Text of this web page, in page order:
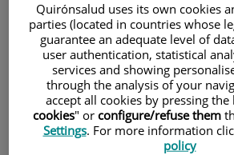
26 de julio de 2022 CENTRO MÉDICO
Quirónsalud uses its own cookies
parties (located in countries whose
guarantee an adequate level of
user authentication, statistical
services and showing
through the analysis of your
accept all cookies by pressing
cookies" or configure/refuse them
Settings. For more information
policy